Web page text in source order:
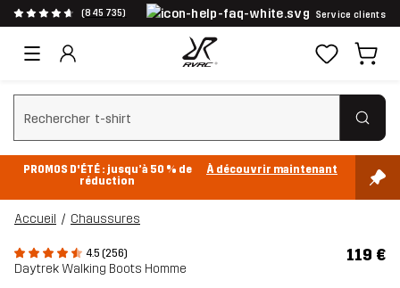
(845 735) Service clients
Effacer la recherche
PROMOS D'ÉTÉ : jusqu’à 50 % de
réduction
À découvrir maintenant
Accueil Chaussures
4.5 (256)
Daytrek Walking Boots Homme
119 €